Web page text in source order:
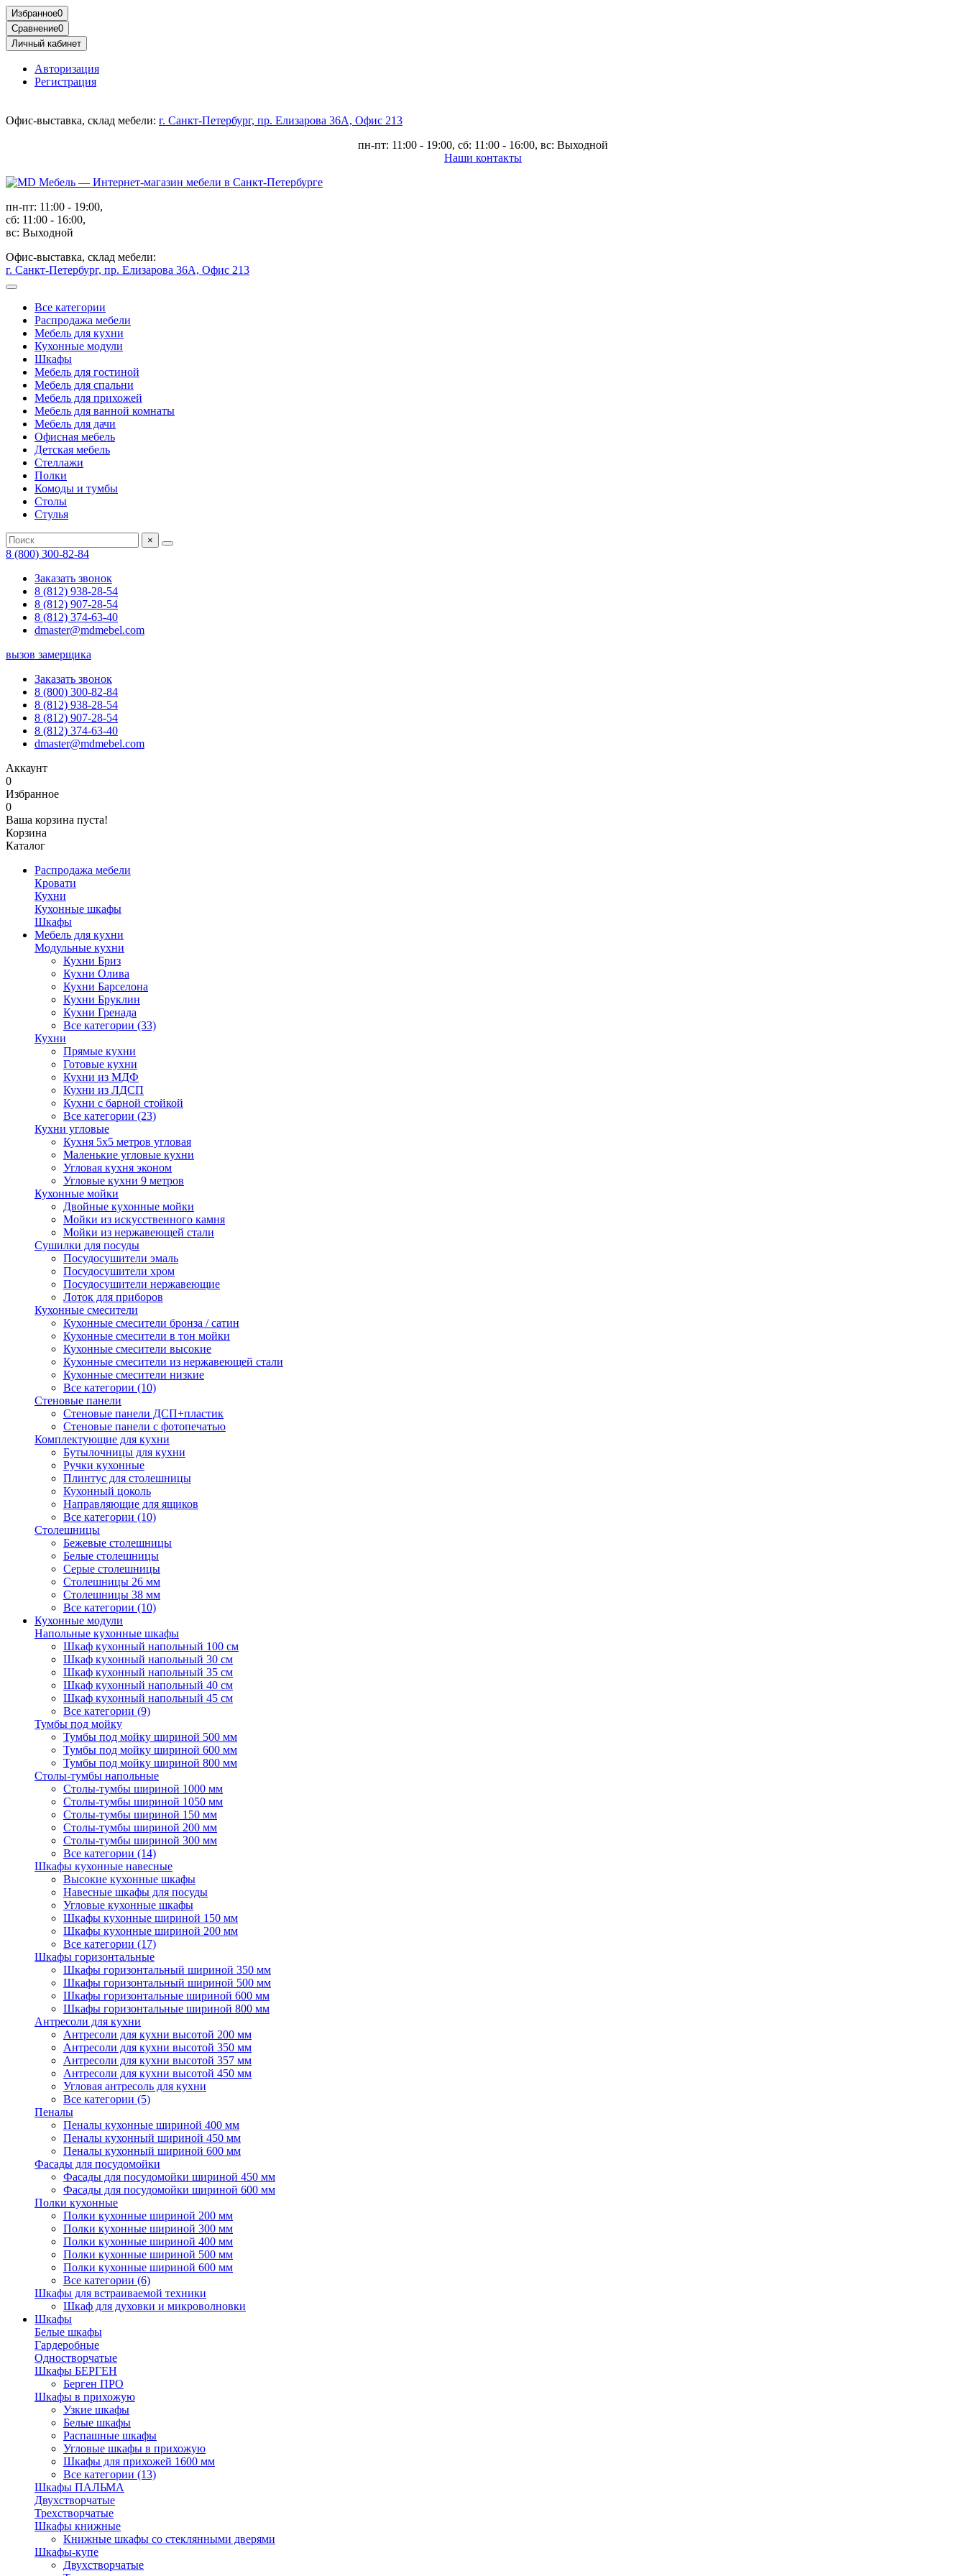
Избранное0
Сравнение0
Личный кабинет
Авторизация
Регистрация
Офис-выставка, склад мебели: г. Санкт-Петербург, пр. Елизарова 36А, Офис 213
пн-пт: 11:00 - 19:00, сб: 11:00 - 16:00, вс: Выходной
Наши контакты
пн-пт: 11:00 - 19:00,
сб: 11:00 - 16:00,
вс: Выходной
Офис-выставка, склад мебели:
г. Санкт-Петербург, пр. Елизарова 36А, Офис 213
Все категории
Распродажа мебели
Мебель для кухни
Кухонные модули
Шкафы
Мебель для гостиной
Мебель для спальни
Мебель для прихожей
Мебель для ванной комнаты
Мебель для дачи
Офисная мебель
Детская мебель
Стеллажи
Полки
Комоды и тумбы
Столы
Стулья
×
8 (800) 300-82-84
Заказать звонок
8 (812) 938-28-54
8 (812) 907-28-54
8 (812) 374-63-40
dmaster@mdmebel.com
вызов замерщика
Заказать звонок
8 (800) 300-82-84
8 (812) 938-28-54
8 (812) 907-28-54
8 (812) 374-63-40
dmaster@mdmebel.com
Аккаунт
0
Избранное
0
Ваша корзина пуста!
Корзина
Каталог
Распродажа мебели
Кровати
Кухни
Кухонные шкафы
Шкафы
Мебель для кухни
Модульные кухни
Кухни Бриз
Кухни Олива
Кухни Барселона
Кухни Бруклин
Кухни Гренада
Все категории (33)
Кухни
Прямые кухни
Готовые кухни
Кухни из МДФ
Кухни из ЛДСП
Кухни с барной стойкой
Все категории (23)
Кухни угловые
Кухня 5х5 метров угловая
Маленькие угловые кухни
Угловая кухня эконом
Угловые кухни 9 метров
Кухонные мойки
Двойные кухонные мойки
Мойки из искусственного камня
Мойки из нержавеющей стали
Сушилки для посуды
Посудосушители эмаль
Посудосушители хром
Посудосушители нержавеющие
Лоток для приборов
Кухонные смесители
Кухонные смесители бронза / сатин
Кухонные смесители в тон мойки
Кухонные смесители высокие
Кухонные смесители из нержавеющей стали
Кухонные смесители низкие
Все категории (10)
Стеновые панели
Стеновые панели ДСП+пластик
Стеновые панели с фотопечатью
Комплектующие для кухни
Бутылочницы для кухни
Ручки кухонные
Плинтус для столешницы
Кухонный цоколь
Направляющие для ящиков
Все категории (10)
Столешницы
Бежевые столешницы
Белые столешницы
Серые столешницы
Столешницы 26 мм
Столешницы 38 мм
Все категории (10)
Кухонные модули
Напольные кухонные шкафы
Шкаф кухонный напольный 100 см
Шкаф кухонный напольный 30 см
Шкаф кухонный напольный 35 см
Шкаф кухонный напольный 40 см
Шкаф кухонный напольный 45 см
Все категории (9)
Тумбы под мойку
Тумбы под мойку шириной 500 мм
Тумбы под мойку шириной 600 мм
Тумбы под мойку шириной 800 мм
Столы-тумбы напольные
Столы-тумбы шириной 1000 мм
Столы-тумбы шириной 1050 мм
Столы-тумбы шириной 150 мм
Столы-тумбы шириной 200 мм
Столы-тумбы шириной 300 мм
Все категории (14)
Шкафы кухонные навесные
Высокие кухонные шкафы
Навесные шкафы для посуды
Угловые кухонные шкафы
Шкафы кухонные шириной 150 мм
Шкафы кухонные шириной 200 мм
Все категории (17)
Шкафы горизонтальные
Шкафы горизонтальный шириной 350 мм
Шкафы горизонтальный шириной 500 мм
Шкафы горизонтальные шириной 600 мм
Шкафы горизонтальные шириной 800 мм
Антресоли для кухни
Антресоли для кухни высотой 200 мм
Антресоли для кухни высотой 350 мм
Антресоли для кухни высотой 357 мм
Антресоли для кухни высотой 450 мм
Угловая антресоль для кухни
Все категории (5)
Пеналы
Пеналы кухонные шириной 400 мм
Пеналы кухонный шириной 450 мм
Пеналы кухонный шириной 600 мм
Фасады для посудомойки
Фасады для посудомойки шириной 450 мм
Фасады для посудомойки шириной 600 мм
Полки кухонные
Полки кухонные шириной 200 мм
Полки кухонные шириной 300 мм
Полки кухонные шириной 400 мм
Полки кухонные шириной 500 мм
Полки кухонные шириной 600 мм
Все категории (6)
Шкафы для встраиваемой техники
Шкаф для духовки и микроволновки
Шкафы
Белые шкафы
Гардеробные
Одностворчатые
Шкафы БЕРГЕН
Берген ПРО
Шкафы в прихожую
Узкие шкафы
Белые шкафы
Распашные шкафы
Угловые шкафы в прихожую
Шкафы для прихожей 1600 мм
Все категории (13)
Шкафы ПАЛЬМА
Двухстворчатые
Трехстворчатые
Шкафы книжные
Книжные шкафы со стеклянными дверями
Шкафы-купе
Двухстворчатые